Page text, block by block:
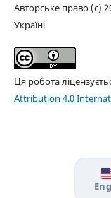
Авторське право (c)
Україні
Ця робота
Attribution 4.0